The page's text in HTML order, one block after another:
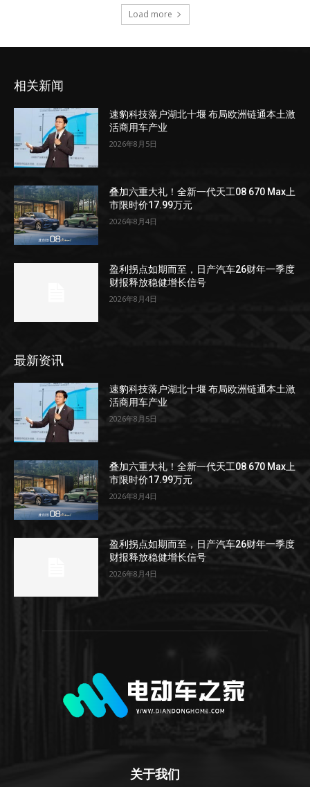
Load more
相关新闻
速豹科技落户湖北十堰 布局欧洲链通本土激
活商用车产业
2026年8月5日
叠加六重大礼！全新一代天工08 670 Max上
市限时价17.99万元
2026年8月4日
盈利拐点如期而至，日产汽车26财年一季度
财报释放稳健增长信号
2026年8月4日
最新资讯
速豹科技落户湖北十堰 布局欧洲链通本土激
活商用车产业
2026年8月5日
叠加六重大礼！全新一代天工08 670 Max上
市限时价17.99万元
2026年8月4日
盈利拐点如期而至，日产汽车26财年一季度
财报释放稳健增长信号
2026年8月4日
关于我们